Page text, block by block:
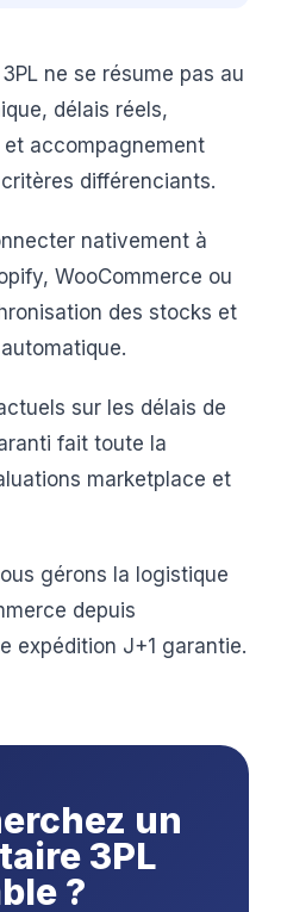
ne se résume pas au
délais réels,
accompagnement
différenciants.
nativement à
WooCommerce ou
des stocks et
sur les délais de
fait toute la
marketplace et
gérons la logistique
depuis
expédition J+1 garantie.
un
3PL
?